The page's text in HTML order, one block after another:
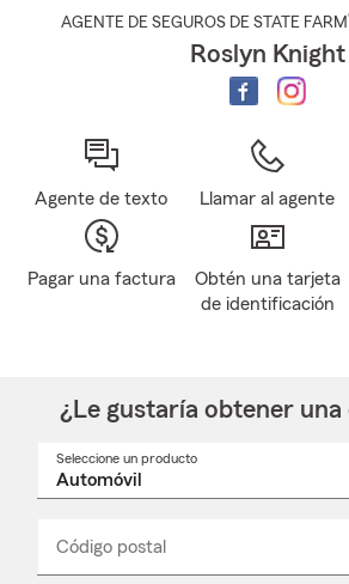
AGENTE DE SEGUROS DE STATE FARM
Roslyn Knight
Agente de texto Llamar al agente
Pagar una factura
Obtén una tarjeta
de identificación
¿Le gustaría obtener
Seleccione un producto
desplegable
Código postal
_____